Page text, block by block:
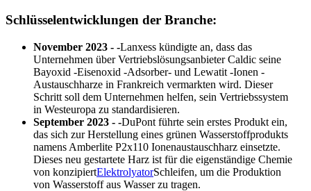
Schlüsselentwicklungen der Branche:
November 2023 - -Lanxess kündigte an, dass das
Unternehmen über Vertriebslösungsanbieter Caldic seine
Bayoxid -Eisenoxid -Adsorber- und Lewatit -Ionen -
Austauschharze in Frankreich vermarkten wird. Dieser
Schritt soll dem Unternehmen helfen, sein Vertriebssystem
in Westeuropa zu standardisieren.
September 2023 - -DuPont führte sein erstes Produkt ein,
das sich zur Herstellung eines grünen Wasserstoffprodukts
namens Amberlite P2x110 Ionenaustauschharz einsetzte.
Dieses neu gestartete Harz ist für die eigenständige Chemie
von konzipiertElektrolyatorSchleifen, um die Produktion
von Wasserstoff aus Wasser zu tragen.